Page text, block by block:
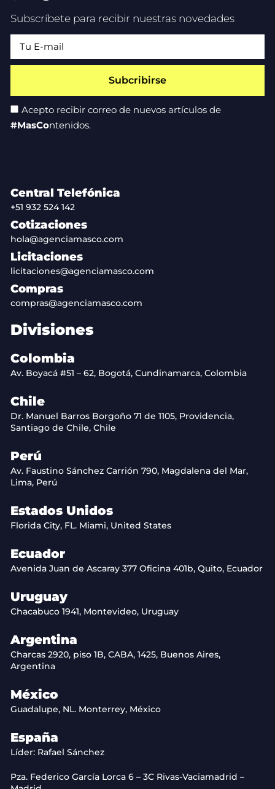
Subscríbete para recibir nuestras novedades
Acepto recibir correo de nuevos artículos de
#MasContenidos.
Subcribirse
Central Telefónica
+51 932 524 142
Cotizaciones
hola@agenciamasco.com
Licitaciones
licitaciones@agenciamasco.com
Compras
compras@agenciamasco.com
Divisiones
Colombia
Av. Boyacá #51 – 62, Bogotá, Cundinamarca, Colombia
Chile
Dr. Manuel Barros Borgoño 71 de 1105, Providencia,
Santiago de Chile, Chile
Perú
Av. Faustino Sánchez Carrión 790, Magdalena del Mar,
Lima, Perú
Estados Unidos
Florida City, FL. Miami, United States
Ecuador
Avenida Juan de Ascaray 377 Oficina 401b, Quito, Ecuador
Uruguay
Chacabuco 1941, Montevideo, Uruguay
Argentina
Charcas 2920, piso 1B, CABA, 1425, Buenos Aires,
Argentina
México
Guadalupe, NL. Monterrey, México
España
Líder: Rafael Sánchez
Pza. Federico García Lorca 6 – 3C Rivas-Vaciamadrid –